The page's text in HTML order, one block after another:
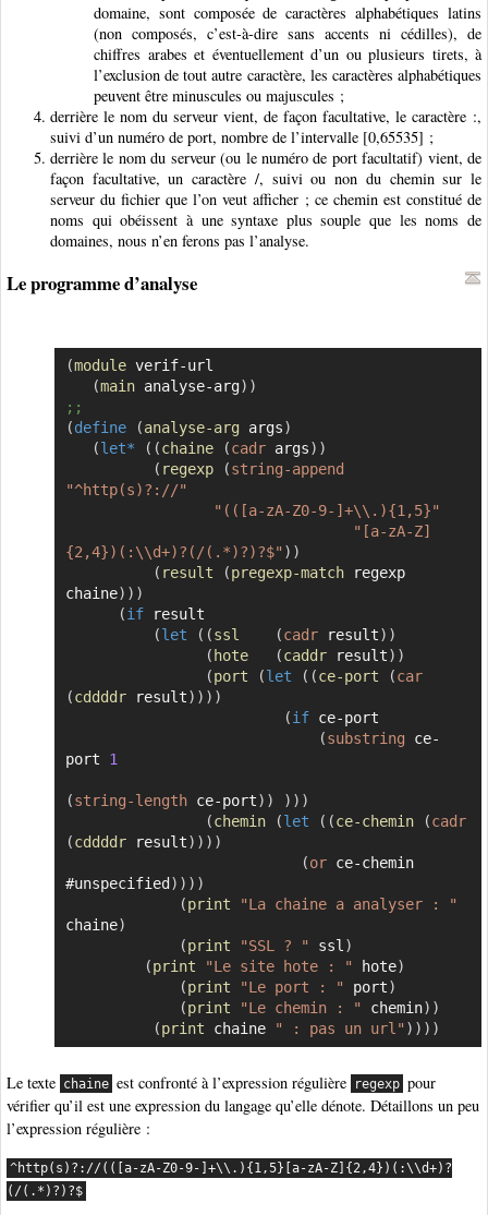
domaine, sont composée de caractères alphabétiques latins
(non composés, c’est-à-dire sans accents ni cédilles), de
chiffres arabes et éventuellement d’un ou plusieurs tirets, à
l’exclusion de tout autre caractère, les caractères alphabétiques
peuvent être minuscules ou majuscules ;
derrière le nom du serveur vient, de façon facultative, le caractère :,
suivi d’un numéro de port, nombre de l’intervalle [0,65535] ;
derrière le nom du serveur (ou le numéro de port facultatif) vient, de
façon facultative, un caractère /, suivi ou non du chemin sur le
serveur du fichier que l’on veut afficher ; ce chemin est constitué de
noms qui obéissent à une syntaxe plus souple que les noms de
domaines, nous n’en ferons pas l’analyse.
Le programme d’analyse
(module verif-url
(main analyse-arg) )
;;
(define (analyse-arg args)
(let* ( (chaine (cadr args) )
( regexp (string-append
"^http(s)?://"
"(([a-zA-Z0-9-]+\\.){1,5}"
"[a-zA-Z]
{2,4})(:\\d+)?(/(.*)?)?$" ) )
( result (pregexp-match regexp
chaine) ) )
(if result
(let ( (ssl (cadr result) )
( hote (caddr result) )
(port (let ( (ce-port (car
(cddddr result) ) ) )
(if ce-port
(substring ce-
port 1
(string-length ce-port) ) ) ) )
(chemin (let ( (ce-chemin (cadr
(cddddr result) ) ) )
(or ce-chemin
#unspecified ) ) ) )
(print
"La chaine a analyser : "
chaine)
(print "SSL ? " ssl )
(print "Le site hote : " hote)
(print "Le port : " port)
(print "Le chemin : " chemin) )
(print chaine " : pas un url" ) ) ) )
Le texte chaine est confronté à l’expression régulière regexp pour
vérifier qu’il est une expression du langage qu’elle dénote. Détaillons un peu
l’expression régulière :
^http(s)?://(([a-zA-Z0-9-]+\\.){1,5}[a-zA-Z]{2,4})(:\\d+)?
(/(.*)?)?$